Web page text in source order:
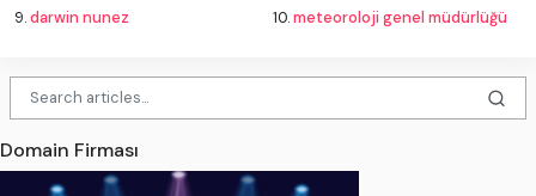
9.darwin nunez 10.meteoroloji genel müdürlüğü
Domain Firması